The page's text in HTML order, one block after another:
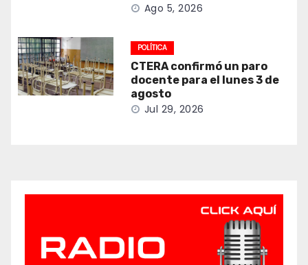
Ago 5, 2026
POLÍTICA
CTERA confirmó un paro
docente para el lunes 3 de
agosto
Jul 29, 2026